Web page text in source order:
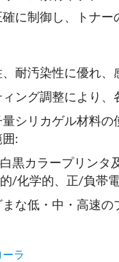
に制御し、トナー
耐汚染性に優れ、
ィング調整により、
シリカゲル材料の
:
黒カラープリンタ
/化学的、正/負帯
な低・中・高速の
ラ